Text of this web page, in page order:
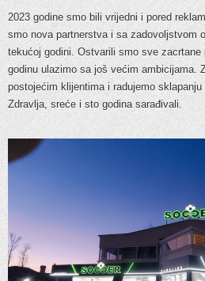
2023 godine smo bili vrijedni i pored
smo nova partnerstva i sa zadovoljstvom
tekućoj godini. Ostvarili smo sve
godinu ulazimo sa još većim ambicijama.
postojećim klijentima i radujemo
Zdravlja, sreće i sto godina sarađivali.